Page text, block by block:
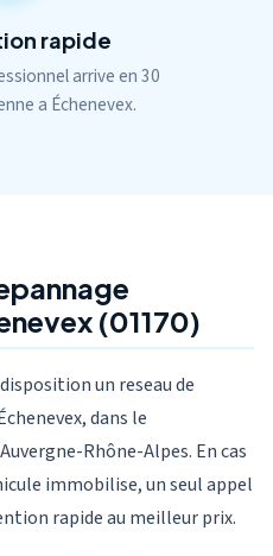
rapide
arrive en 30
a Échenevex.
(01170)
un reseau de
dans le
Rhône-Alpes. En cas
immobilise, un seul appel
rapide au meilleur prix.